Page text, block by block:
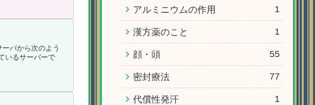
バから次のよう
るサーバーで
アルミニウムの作用 1
漢方薬のこと 1
顔・頭 55
密封療法 77
代償性発汗 1